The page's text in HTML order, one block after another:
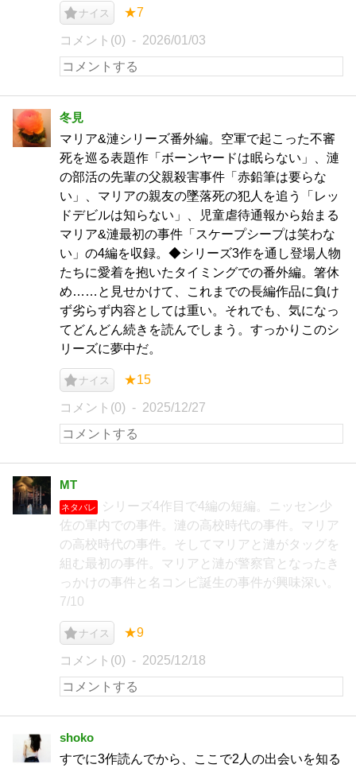
ナイス ★7
コメント(0) 2026/01/03
冬見
マリア&漣シリーズ番外編。空軍で起こった不審
死を巡る表題作「ボーンヤードは眠らない」、漣
の部活の先輩の父親殺害事件「赤鉛筆は要らな
い」、マリアの親友の墜落死の犯人を追う「レッ
ドデビルは知らない」、児童虐待通報から始まる
マリア&漣最初の事件「スケープシープは笑わな
い」の4編を収録。◆シリーズ3作を通し登場人物
たちに愛着を抱いたタイミングでの番外編。箸休
め……と見せかけて、これまでの長編作品に負け
ず劣らず内容としては重い。それでも、気になっ
てどんどん続きを読んでしまう。すっかりこのシ
リーズに夢中だ。
ナイス ★15
コメント(0) 2025/12/27
MT
ネタバレ
シリーズ4作目で4編の短編。ニッセン少
佐の軍内での事件。漣の高校時代の事件。マリア
の高校時代の事件。そしてマリアと漣がタッグを
組む最初の事件。マリアと漣が警察官となったき
っかけの事件と名コンビ誕生の事件が興味深い。
7/10
ナイス ★9
コメント(0) 2025/12/18
shoko
すでに3作読んでから、ここで2人の出会いを知る